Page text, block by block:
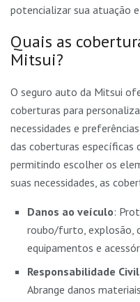
potencializar sua atuação
Quais as
Mitsui?
O seguro auto da Mitsui
coberturas para
necessidades e
das coberturas
permitindo escolher os
suas necessidades, as
Danos ao veículo:
roubo/furto, explosão,
equipamentos e
Responsabilidade
Abrange danos